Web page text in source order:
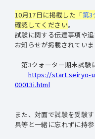
10月17日に掲載した「第3
確認してください。
試験に関する伝達事項や
お知らせが掲載されていま
第3クォーター期末試験
https://start.seiryo-
00013i.html
また、対面で試験を受験
具等と一緒に忘れずに持参